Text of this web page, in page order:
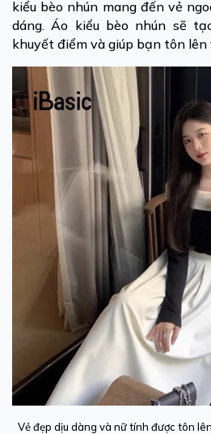
kiểu bèo nhún mang đến vẻ
dáng. Áo kiểu bèo nhún sẽ
khuyết điểm và giúp bạn tôn lên
Vẻ đẹp dịu dàng và nữ tính được tôn